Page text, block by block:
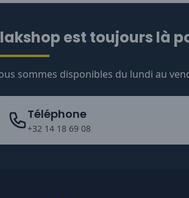
est toujours là
sommes disponibles du lundi au
Téléphone
+32 14 18 69 08